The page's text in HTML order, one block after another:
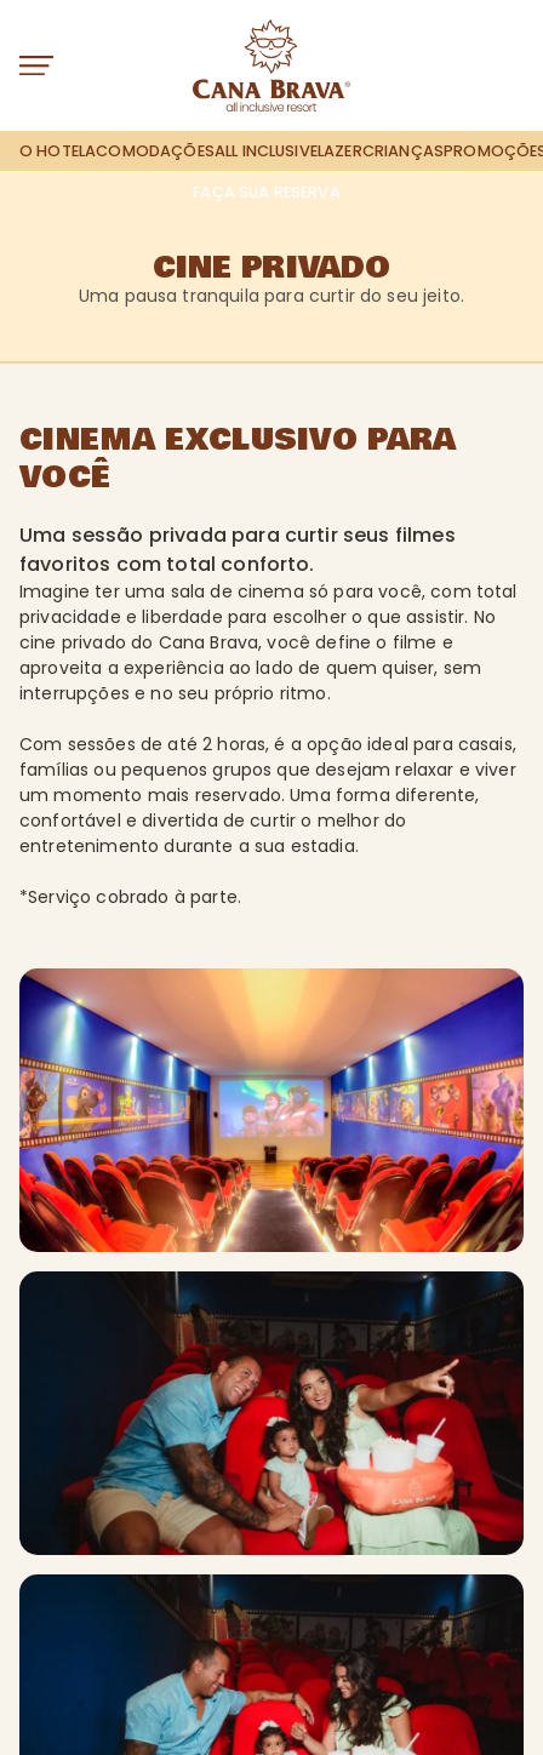
O HOTELACOMODAÇÕESALL INCLUSIVELAZERCRIANÇAS
FAÇA SUA RESERVA
CINE PRIVADO
Uma pausa tranquila para curtir do seu jeito.
CINEMA EXCLUSIVO PARA
VOCÊ
Uma sessão privada para curtir seus filmes
favoritos com total conforto.
Imagine ter uma sala de cinema só para você, com total
privacidade e liberdade para escolher o que assistir. No
cine privado do Cana Brava, você define o filme e
aproveita a experiência ao lado de quem quiser, sem
interrupções e no seu próprio ritmo.
Com sessões de até 2 horas, é a opção ideal para casais,
famílias ou pequenos grupos que desejam relaxar e viver
um momento mais reservado. Uma forma diferente,
confortável e divertida de curtir o melhor do
entretenimento durante a sua estadia.
*Serviço cobrado à parte.